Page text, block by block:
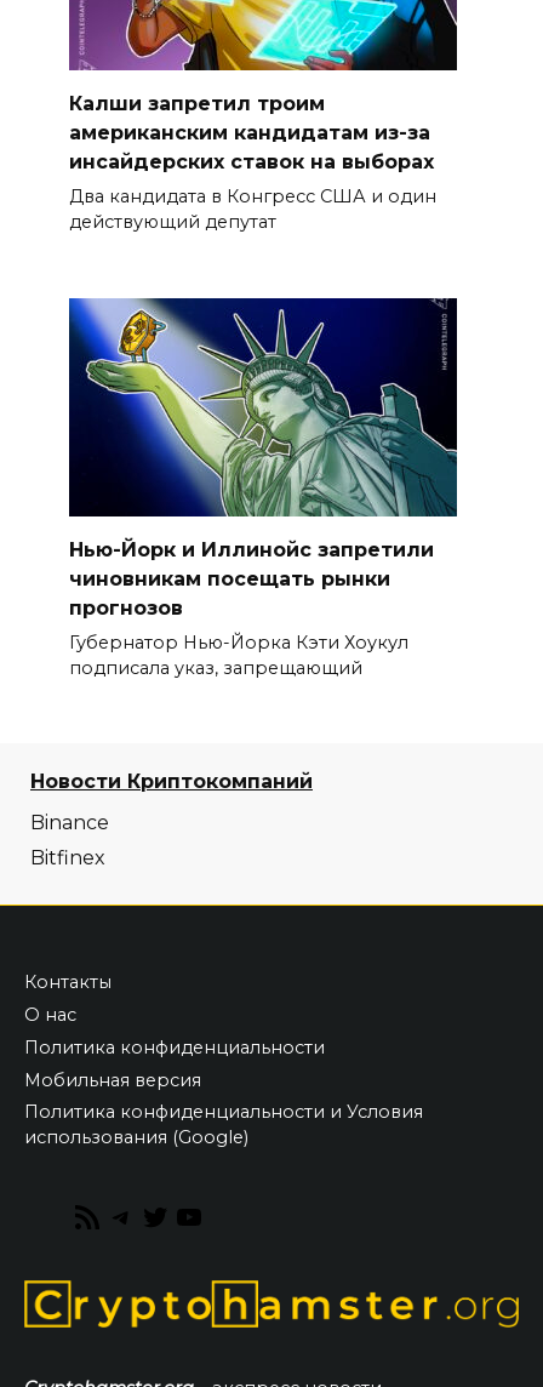
Калши запретил троим
американским кандидатам из-за
инсайдерских ставок на выборах
Два кандидата в Конгресс США и один
действующий депутат
Нью-Йорк и Иллинойс запретили
чиновникам посещать рынки
прогнозов
Губернатор Нью-Йорка Кэти Хоукул
подписала указ, запрещающий
Новости Криптокомпаний
Binance
Bitfinex
Контакты
О нас
Политика конфиденциальности
Мобильная версия
Политика конфиденциальности и Условия
использования (Google)
RSS
Telegram
Twitter